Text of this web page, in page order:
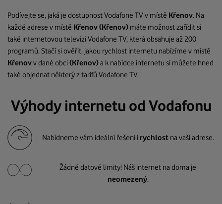
Podívejte se, jaká je dostupnost Vodafone TV v místě Křenov. Na
každé adrese v místě Křenov(Křenov) máte možnost zařídit si
také internetovou televizi Vodafone TV, která obsahuje až 200
programů. Stačí si ověřit, jakou rychlost internetu nabízíme v místě
Křenovv dané obci(Křenov)a k nabídce internetu si můžete hned
také objednat některý z tarifů Vodafone TV.
Výhody internetu od Vodafonu
Nabídneme vám ideální řešení i rychlost na vaší adrese.
Žádné datové limity! Náš internet na doma je
neomezený.